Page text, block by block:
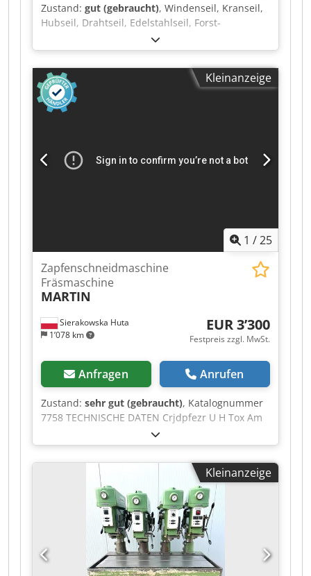
Zustand: gut (gebraucht), Windenseil, Kranseil,
Hubseil, Drahtseil, Edelstahlseil, Forst-
Windenseil, Anschlagseil, Stahldrahtseil -
Hersteller: Siegener Seilwerk Link, Kranseil
Stahldrahtseil Ø 13 mm -Länge: 20 m -auch
andere Kranseile: vorhanden Cjdpfozr U Idex Am
Ujrf -Transportabmessung: Ø 470 x 80 mm -
Gewicht: 12,1 kg
Kleinanzeige
1 /25
Sierakowska Huta
1’078 km
Zapfenschneidmaschine
Fräsmaschine
MARTIN
EUR 3’300
Festpreis zzgl. MwSt.
Anfragen Anrufen
Zustand: sehr gut (gebraucht), Katalognummer
7758 TECHNISCHE DATEN Crjdpfezr U H Tox Am
Ujf Kreissäge: - max. Sägeblattdurchmesser: 350
mm - Spindel: 30 mm - Spindel arretierbar -
Sägeblattverstellung: vorne/hinten, oben/unten,
Winkel - Sägeblattschutz - Motor: 1,1 kW -
Absaugstutzen-Durchmesser: 80 mm
Fräsmaschine: - Zapfenspindel: -
Spindeldurchmesser: 40 mm - Arbeitslänge der
Spindel: 150 mm - Spindel arretierbar - max.
Fräserdurchmesser: 350 mm - 2 Drehzahlen:
3000, 4500 U/min - Motor ca. 5,5 kW - Bremse -
Kleinanzeige